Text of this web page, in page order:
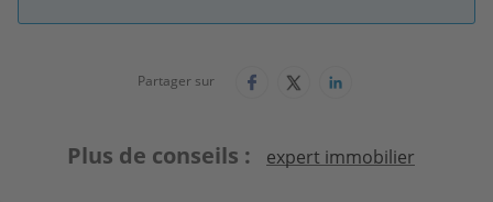
Partager sur
Plus de conseils expert immobilier